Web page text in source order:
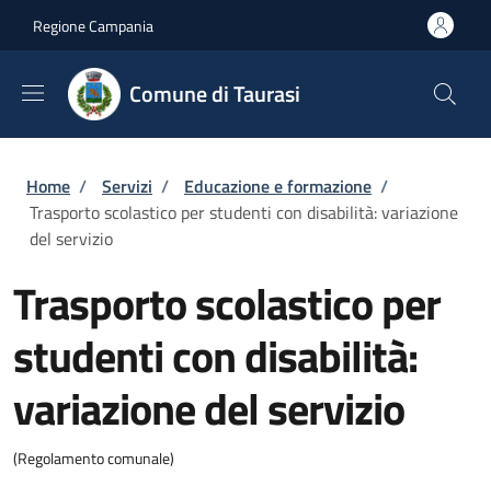
Regione Campania
Comune di Taurasi
Briciole di pane
Home / Servizi / Educazione e formazione /
Trasporto scolastico per studenti con disabilità: variazione
del servizio
Trasporto scolastico per
studenti con disabilità:
variazione del servizio
(Regolamento comunale)